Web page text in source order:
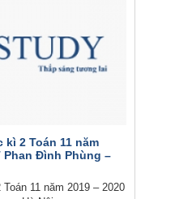
2 Toán 11 năm
Phan Đình Phùng –
11 năm 2019 – 2020